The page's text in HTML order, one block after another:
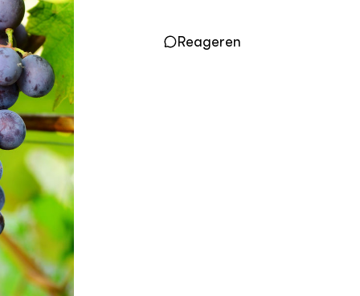
LEREN
Wiki Groen Kennisnet
GROEN KENNISNET
Over ons
Contact
ENGLISH
Search the Knowledge base
Reageren